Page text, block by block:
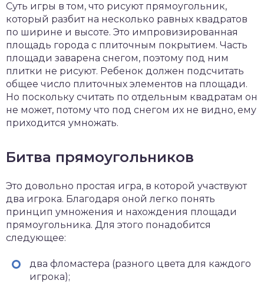
Суть игры в том, что рисуют прямоугольник,
который разбит на несколько равных квадратов
по ширине и высоте. Это импровизированная
площадь города с плиточным покрытием. Часть
площади заварена снегом, поэтому под ним
плитки не рисуют. Ребенок должен подсчитать
общее число плиточных элементов на площади.
Но поскольку считать по отдельным квадратам он
не может, потому что под снегом их не видно, ему
приходится умножать.
Битва прямоугольников
Это довольно простая игра, в которой участвуют
два игрока. Благодаря оной легко понять
принцип умножения и нахождения площади
прямоугольника. Для этого понадобится
следующее:
два фломастера (разного цвета для каждого
игрока);